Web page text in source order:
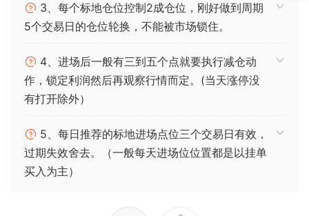
3、每个标地仓位控制2成仓位，刚好做到周期
5个交易日的仓位轮换，不能被市场锁住。
4、进场后一般有三到五个点就要执行减仓动
作，锁定利润然后再观察行情而定。(当天涨停没
有打开除外）
5、每日推荐的标地进场点位三个交易日有效，
过期失效舍去。（一般每天进场位位置都是以挂单
买入为主）